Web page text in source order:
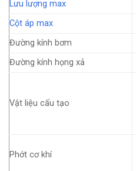
Lưu lượng max
Cột áp max
Đường kính bơm
Đường kính họng xả
Vật liệu cấu tạo
Phớt cơ khí